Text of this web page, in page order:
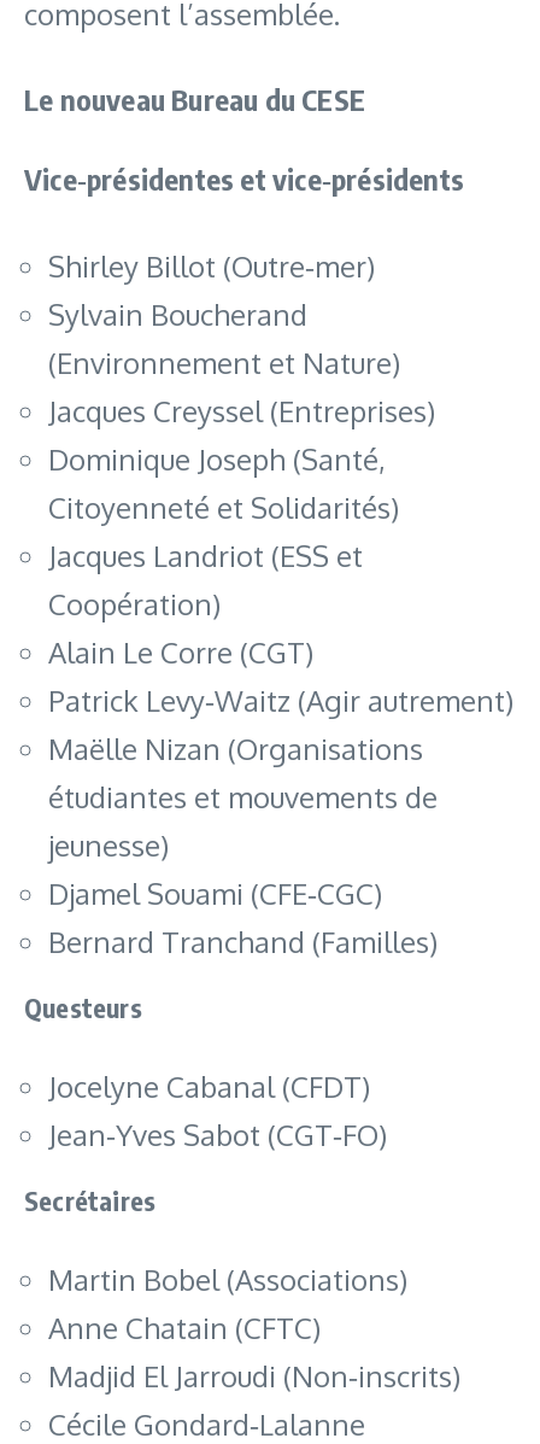
composent l’assemblée.
Le nouveau Bureau du CESE
Vice‑présidentes et vice‑présidents
Shirley Billot (Outre‑mer)
Sylvain Boucherand
(Environnement et Nature)
Jacques Creyssel (Entreprises)
Dominique Joseph (Santé,
Citoyenneté et Solidarités)
Jacques Landriot (ESS et
Coopération)
Alain Le Corre (CGT)
Patrick Levy‑Waitz (Agir autrement)
Maëlle Nizan (Organisations
étudiantes et mouvements de
jeunesse)
Djamel Souami (CFE‑CGC)
Bernard Tranchand (Familles)
Questeurs
Jocelyne Cabanal (CFDT)
Jean‑Yves Sabot (CGT‑FO)
Secrétaires
Martin Bobel (Associations)
Anne Chatain (CFTC)
Madjid El Jarroudi (Non‑inscrits)
Cécile Gondard‑Lalanne